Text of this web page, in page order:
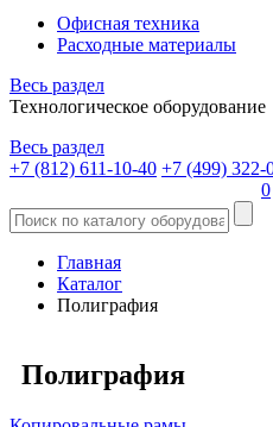
Офисная техника
Расходные материалы
Весь раздел
Технологическое оборудование
Весь раздел
+7 (812) 611-10-40 +7 (499) 322-
0
Главная
Каталог
Полиграфия
Полиграфия